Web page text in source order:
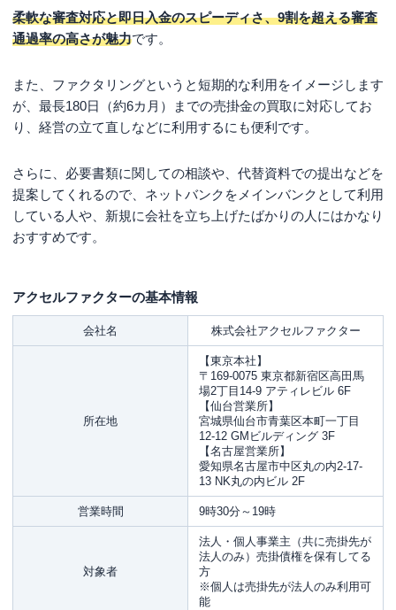
柔軟な審査対応と即日入金のスピーディさ、9割を超える審査
通過率の高さが魅力です。
また、ファクタリングというと短期的な利用をイメージします
が、最長180日（約6カ月）までの売掛金の買取に対応してお
り、経営の立て直しなどに利用するにも便利です。
さらに、必要書類に関しての相談や、代替資料での提出などを
提案してくれるので、ネットバンクをメインバンクとして利用
している人や、新規に会社を立ち上げたばかりの人にはかなり
おすすめです。
アクセルファクターの基本情報
会社名 株式会社アクセルファクター
所在地
【東京本社】
〒169-0075 東京都新宿区高田馬
場2丁目14-9 アティレビル 6F
【仙台営業所】
宮城県仙台市青葉区本町一丁目
12-12 GMビルディング 3F
【名古屋営業所】
愛知県名古屋市中区丸の内2-17-
13 NK丸の内ビル 2F
営業時間 9時30分～19時
対象者
法人・個人事業主（共に売掛先が
法人のみ）売掛債権を保有してる
方
※個人は売掛先が法人のみ利用可
能